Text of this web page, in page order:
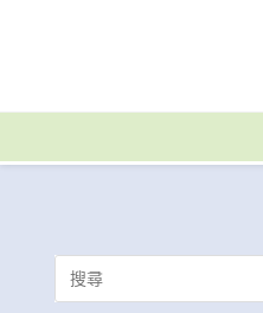
內
Search
for: